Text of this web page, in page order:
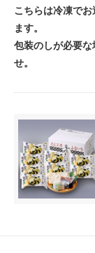
こちらは冷凍で
ます。
包装のしが必要
せ。